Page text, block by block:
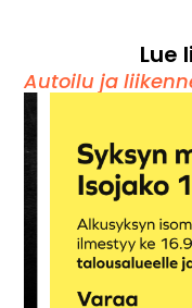
Lue
Autoilu ja